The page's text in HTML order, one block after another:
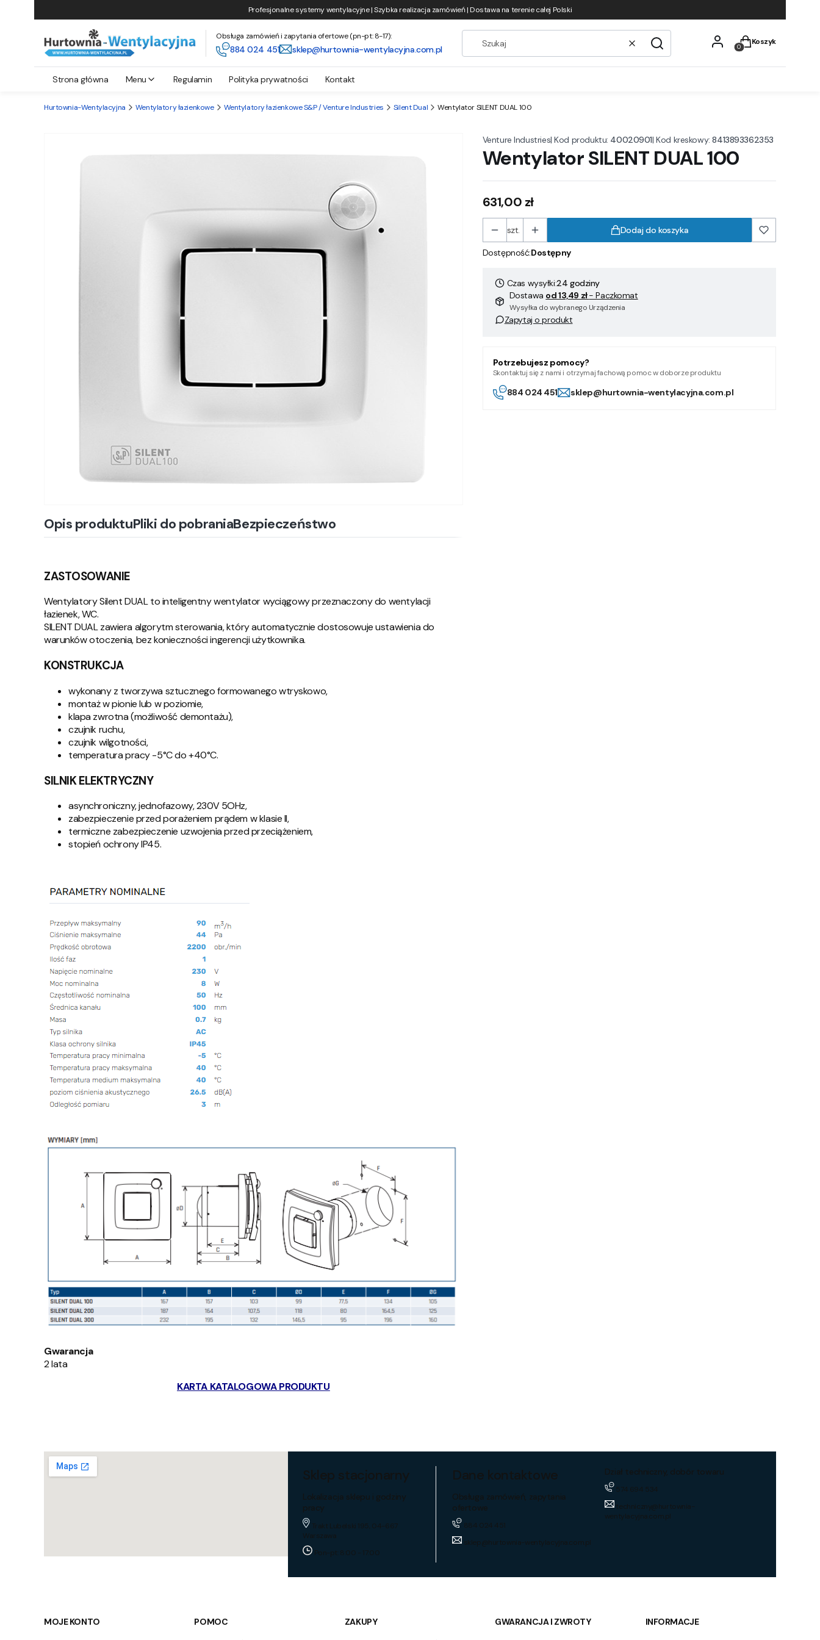
Profesjonalne systemy wentylacyjne | Szybka realizacja zamówień | Dostawa na terenie całej Polski
Obsługa zamówień i zapytania ofertowe (pn-pt: 8-17):
884 024 451 sklep@hurtownia-wentylacyjna.com.pl WyczyśćSzukaj
Produkty w
Koszyk
Strona główna Menu Regulamin Polityka prywatności Kontakt
Hurtownia-Wentylacyjna Wentylatory łazienkowe Wentylatory łazienkowe S&P / Venture Industries Silent Dual Wentylator SILENT DUAL 100
Opis produktuPliki do pobraniaBezpieczeństwo
ZASTOSOWANIE
Wentylatory Silent DUAL to inteligentny wentylator wyciągowy przeznaczony do wentylacji
łazienek, WC.
SILENT DUAL zawiera algorytm sterowania, który automatycznie dostosowuje ustawienia do
warunków otoczenia, bez konieczności ingerencji użytkownika.
KONSTRUKCJA
wykonany z tworzywa sztucznego formowanego wtryskowo,
montaż w pionie lub w poziomie,
klapa zwrotna (możliwość demontażu),
czujnik ruchu,
czujnik wilgotności,
temperatura pracy -5°C do +40°C.
SILNIK ELEKTRYCZNY
asynchroniczny, jednofazowy, 230V 5OHz,
zabezpieczenie przed porażeniem prądem w klasie II,
termiczne zabezpieczenie uzwojenia przed przeciążeniem,
stopień ochrony IP45.
Gwarancja
2 lata
KARTA KATALOGOWA PRODUKTU
Venture Industries|Kod produktu: 40020901|Kod kreskowy:8413893362353
Wentylator SILENT DUAL 100
Cena
631,00 zł
szt. Dodaj do koszyka
Dostępność:Dostępny
Czas wysyłki:24 godziny
Dostawa od 13,49 zł- Paczkomat
Wysyłka do wybranego Urządzenia
Zapytaj o produkt
Potrzebujesz pomocy?
Skontaktuj się z nami i otrzymaj fachową pomoc w doborze produktu
884 024 451 sklep@hurtownia-wentylacyjna.com.pl
Sklep stacjonarny
Lokalizacja sklepu i godziny
pracy
Trakt Lubelski 195, 04-667
Warszawa
Pon-pt: 8:00 - 17:00
Dane kontaktowe
Obsługa zamówień, zapytania
ofertowe
884 024 451
sklep@hurtownia-wentylacyjna.com.pl
Dział techniczny, dobór towaru
574 694 534
techniczny@hurtownia-
wentylacyjna.com.pl
Linki w stopce
MOJE KONTO
POMOC
ZAKUPY
GWARANCJA I ZWROTY
INFORMACJE